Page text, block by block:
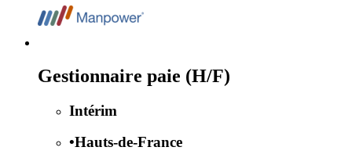
Gestionnaire paie (H/F)
Intérim
•Hauts-de-France